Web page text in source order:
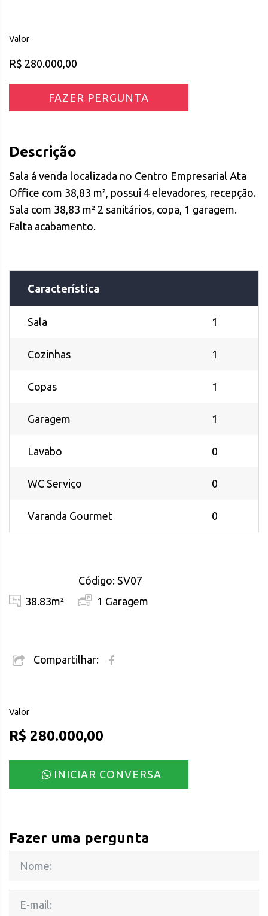
Valor
R$ 280.000,00
FAZER PERGUNTA
Descrição
Sala á venda localizada no Centro Empresarial Ata
Office com 38,83 m², possui 4 elevadores, recepção.
Sala com 38,83 m² 2 sanitários, copa, 1 garagem.
Falta acabamento.
Característica
Sala 1
Cozinhas 1
Copas 1
Garagem 1
Lavabo 0
WC Serviço 0
Varanda Gourmet 0
38.83m²
Código: SV07
1 Garagem
Compartilhar:
Valor
R$ 280.000,00
INICIAR CONVERSA
Fazer uma pergunta